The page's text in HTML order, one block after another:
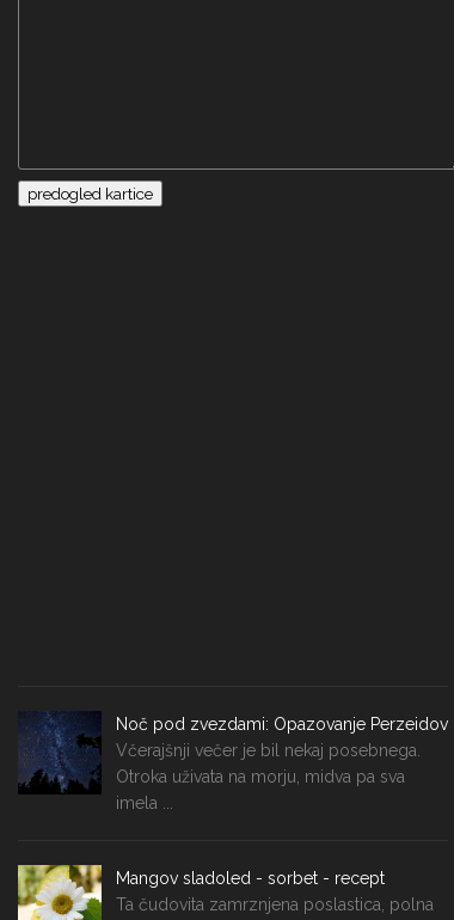
Noč pod zvezdami: Opazovanje Perzeidov
Včerajšnji večer je bil nekaj posebnega.
Otroka uživata na morju, midva pa sva
imela ...
Mangov sladoled - sorbet - recept
Ta čudovita zamrznjena poslastica, polna